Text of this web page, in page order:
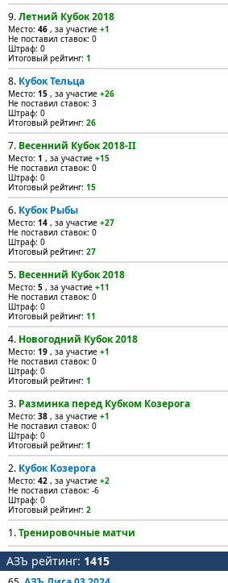
9.Летний Кубок 2018
Место: 46 , за участие +1
Не поставил ставок: 0
Штраф: 0
Итоговый рейтинг: 1
8. Кубок Тельца
Место: 15 , за участие +26
Не поставил ставок: 3
Штраф: 0
Итоговый рейтинг: 26
7. Весенний Кубок 2018-II
Место: 1 , за участие +15
Не поставил ставок: 0
Штраф: 0
Итоговый рейтинг: 15
6. Кубок Рыбы
Место: 14 , за участие +27
Не поставил ставок: 0
Штраф: 0
Итоговый рейтинг: 27
5. Весенний Кубок 2018
Место: 5 , за участие +11
Не поставил ставок: 0
Штраф: 0
Итоговый рейтинг: 11
4. Новогодний Кубок 2018
Место: 19 , за участие +1
Не поставил ставок: 0
Штраф: 0
Итоговый рейтинг: 1
3. Разминка перед Кубком Козерога
Место: 38 , за участие +1
Не поставил ставок: 0
Штраф: 0
Итоговый рейтинг: 1
2. Кубок Козерога
Место: 42 , за участие +2
Не поставил ставок: -6
Штраф: 0
Итоговый рейтинг: 2
1.Тренировочные матчи
АЗЪ рейтинг: 1415